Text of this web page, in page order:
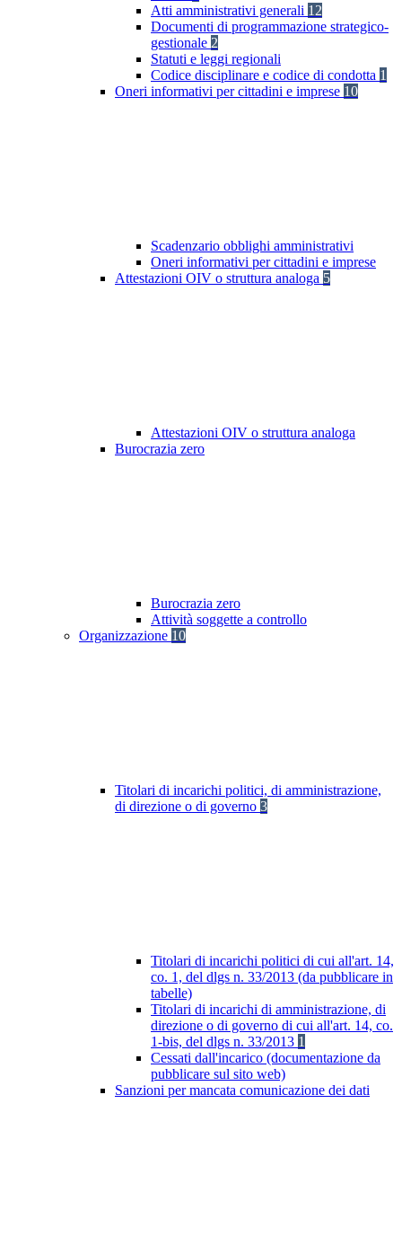
Atti amministrativi generali 12
Documenti di programmazione strategico-
gestionale 2
Statuti e leggi regionali
Codice disciplinare e codice di condotta 1
Oneri informativi per cittadini e imprese 10
Scadenzario obblighi amministrativi
Oneri informativi per cittadini e imprese
Attestazioni OIV o struttura analoga 5
Attestazioni OIV o struttura analoga
Burocrazia zero
Burocrazia zero
Attività soggette a controllo
Organizzazione 10
Titolari di incarichi politici, di amministrazione,
di direzione o di governo 3
Titolari di incarichi politici di cui all'art. 14,
co. 1, del dlgs n. 33/2013 (da pubblicare in
tabelle)
Titolari di incarichi di amministrazione, di
direzione o di governo di cui all'art. 14, co.
1-bis, del dlgs n. 33/2013 1
Cessati dall'incarico (documentazione da
pubblicare sul sito web)
Sanzioni per mancata comunicazione dei dati